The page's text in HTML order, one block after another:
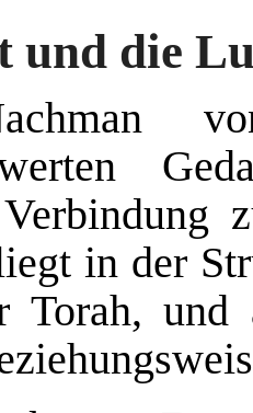
und die
Verbindung
in der
Torah,